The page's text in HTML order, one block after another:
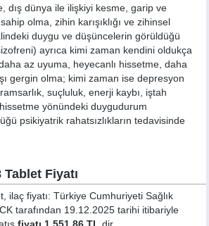
dış dünya ile ilişkiyi kesme, garip ve
olma, zihin karışıklığı ve zihinsel
duygu ve düşüncelerin görüldüğü
ayrıca kimi zaman kendini oldukça
az uyuma, heyecanlı hissetme, daha
gergin olma; kimi zaman ise depresyon
suçluluk, enerji kaybı, iştah
yönündeki duygudurum
psikiyatrik rahatsızlıkların tedavisinde
Fiyatı
ilaç fiyatı: Türkiye Cumhuriyeti Sağlık
tarafından 19.12.2025 tarihi itibariyle